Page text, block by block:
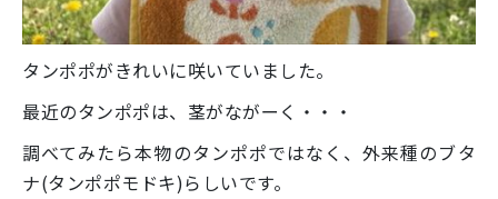
タンポポがきれいに咲いていました。
最近のタンポポは、茎がながーく・・・
調べてみたら本物のタンポポではなく、外来種のブタ
ナ(タンポポモドキ)らしいです。